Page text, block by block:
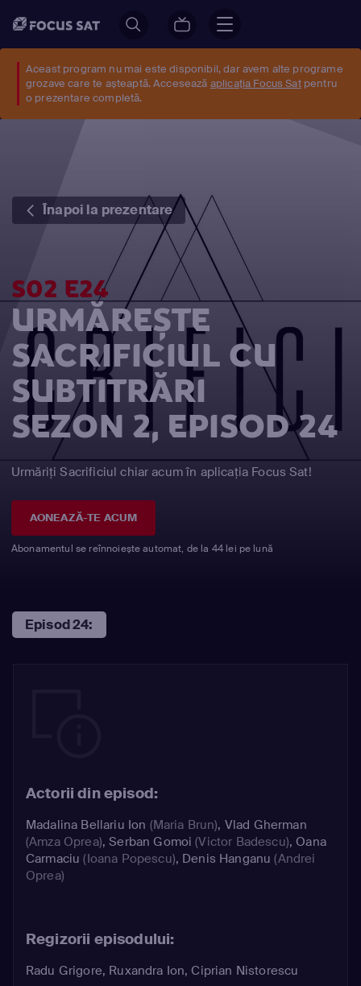
Aceast program nu mai este disponibil, dar avem alte programe
grozave care te așteaptă. Accesează aplicația Focus Satpentru
o prezentare completă.
Înapoi la prezentare
S02 E24
URMĂREȘTE
SACRIFICIUL CU
SUBTITRĂRI
SEZON 2, EPISOD 24
Urmăriți Sacrificiul chiar acum în aplicația Focus Sat!
AONEAZĂ-TE ACUM
Abonamentul se reînnoiește automat, de la 44 lei pe lună
Episod 24:
Actorii din episod:
Madalina Bellariu Ion (Maria Brun), Vlad Gherman
(Amza Oprea),Serban Gomoi (Victor Badescu),Oana
Carmaciu (Ioana Popescu), Denis Hanganu (Andrei
Oprea)
Regizorii episodului:
Radu Grigore, Ruxandra Ion, Ciprian Nistorescu